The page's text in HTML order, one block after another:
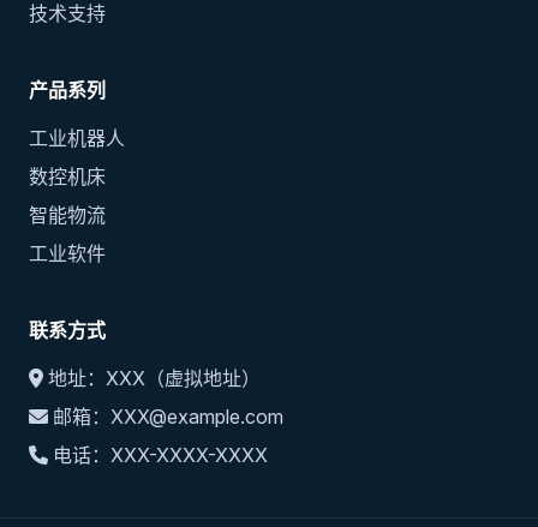
技术支持
产品系列
工业机器人
数控机床
智能物流
工业软件
联系方式
地址：XXX（虚拟地址）
邮箱：XXX@example.com
电话：XXX-XXXX-XXXX